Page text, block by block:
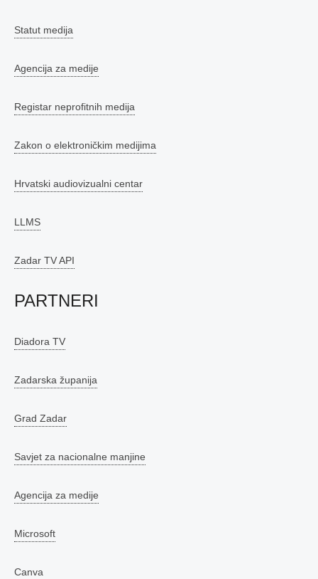
Statut medija
Agencija za medije
Registar neprofitnih medija
Zakon o elektroničkim medijima
Hrvatski audiovizualni centar
LLMS
Zadar TV API
PARTNERI
Diadora TV
Zadarska županija
Grad Zadar
Savjet za nacionalne manjine
Agencija za medije
Microsoft
Canva